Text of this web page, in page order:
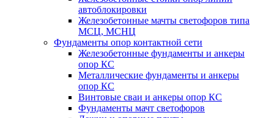
автоблокировки
Железобетонные мачты светофоров типа
МСЦ, МСНЦ
Фундаменты опор контактной сети
Железобетонные фундаменты и анкеры
опор КС
Металлические фундаменты и анкеры
опор КС
Винтовые сваи и анкеры опор КС
Фундаменты мачт светофоров